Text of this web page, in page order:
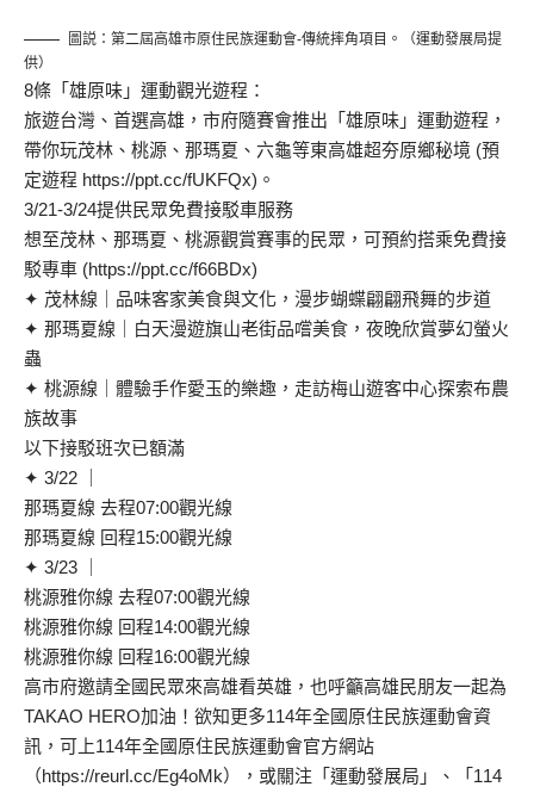
圖説：第二屆高雄市原住民族運動會-傳統摔角項目。（運動發展局提
供）
8條「雄原味」運動觀光遊程：
旅遊台灣、首選高雄，市府隨賽會推出「雄原味」運動遊程，
帶你玩茂林、桃源、那瑪夏、六龜等東高雄超夯原鄉秘境 (預
定遊程 https://ppt.cc/fUKFQx)。
3/21-3/24提供民眾免費接駁車服務
想至茂林、那瑪夏、桃源觀賞賽事的民眾，可預約搭乘免費接
駁專車 (https://ppt.cc/f66BDx)
✦ 茂林線｜品味客家美食與文化，漫步蝴蝶翩翩飛舞的步道
✦ 那瑪夏線｜白天漫遊旗山老街品嚐美食，夜晚欣賞夢幻螢火
蟲
✦ 桃源線｜體驗手作愛玉的樂趣，走訪梅山遊客中心探索布農
族故事
以下接駁班次已額滿
✦ 3/22 ｜
那瑪夏線 去程07:00觀光線
那瑪夏線 回程15:00觀光線
✦ 3/23 ｜
桃源雅你線 去程07:00觀光線
桃源雅你線 回程14:00觀光線
桃源雅你線 回程16:00觀光線
高市府邀請全國民眾來高雄看英雄，也呼籲高雄民朋友一起為
TAKAO HERO加油！欲知更多114年全國原住民族運動會資
訊，可上114年全國原住民族運動會官方網站
（https://reurl.cc/Eg4oMk），或關注「運動發展局」、「114